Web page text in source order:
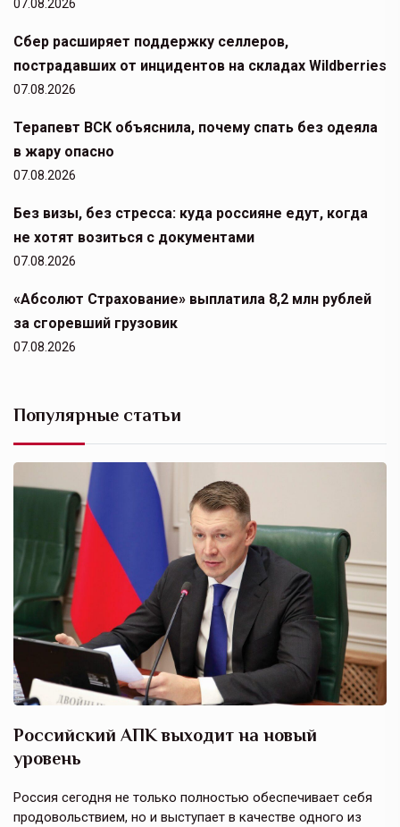
07.08.2026
Сбер расширяет поддержку селлеров,
пострадавших от инцидентов на складах Wildberries
07.08.2026
Терапевт ВСК объяснила, почему спать без одеяла
в жару опасно
07.08.2026
Без визы, без стресса: куда россияне едут, когда
не хотят возиться с документами
07.08.2026
«Абсолют Страхование» выплатила 8,2 млн рублей
за сгоревший грузовик
07.08.2026
Популярные статьи
Российский АПК выходит на новый
уровень
Россия сегодня не только полностью обеспечивает себя
продовольствием, но и выступает в качестве одного из